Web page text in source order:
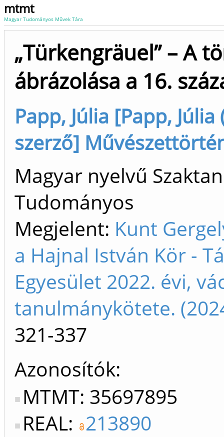
mtmt
Magyar Tudományos Művek Tára
„Türkengräuel” – A
ábrázolása a 16.
Papp, Júlia [Papp,
szerző]
Magyar nyelvű
Tudományos
Megjelent: Kunt
a Hajnal István Kör -
Egyesület 2022. évi,
tanulmánykötete.
321-337
Azonosítók
MTMT: 35697895
REAL: 213890